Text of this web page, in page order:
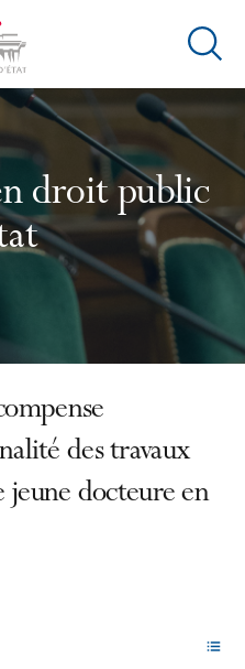
Ouvrir
de
droit public
des travaux
jeune docteure en